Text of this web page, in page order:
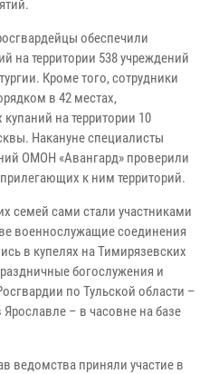
обеспечили
на территории 538 учреждений
Кроме того, сотрудники
в 42 местах,
на территории 10
Накануне специалисты
ОМОН «Авангард» проверили
к ним территорий.
семей сами стали участниками
военнослужащие соединения
в купелях на Тимирязевских
богослужения и
по Тульской области –
– в часовне на базе
ведомства приняли участие в